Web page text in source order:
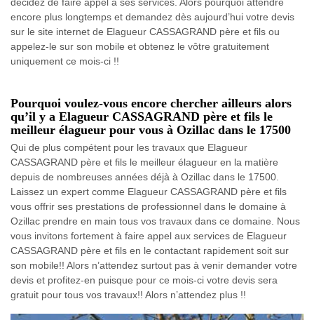
décidez de faire appel à ses services. Alors pourquoi attendre
encore plus longtemps et demandez dès aujourd’hui votre devis
sur le site internet de Elagueur CASSAGRAND père et fils ou
appelez-le sur son mobile et obtenez le vôtre gratuitement
uniquement ce mois-ci !!
Pourquoi voulez-vous encore chercher ailleurs alors
qu’il y a Elagueur CASSAGRAND père et fils le
meilleur élagueur pour vous à Ozillac dans le 17500
Qui de plus compétent pour les travaux que Elagueur
CASSAGRAND père et fils le meilleur élagueur en la matière
depuis de nombreuses années déjà à Ozillac dans le 17500.
Laissez un expert comme Elagueur CASSAGRAND père et fils
vous offrir ses prestations de professionnel dans le domaine à
Ozillac prendre en main tous vos travaux dans ce domaine. Nous
vous invitons fortement à faire appel aux services de Elagueur
CASSAGRAND père et fils en le contactant rapidement soit sur
son mobile!! Alors n’attendez surtout pas à venir demander votre
devis et profitez-en puisque pour ce mois-ci votre devis sera
gratuit pour tous vos travaux!! Alors n’attendez plus !!